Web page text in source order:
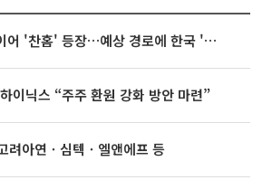
태풍 '돌핀' 이어 '찬홈' 등장…예상 경로에 한국 '한숨'
이닉스 “주주 환원 강화 방안 마련”
려아연ㆍ심텍ㆍ엘앤에프 등